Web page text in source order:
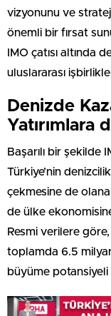
vizyonunu ve
önemli bir fırsat
IMO çatısı altında
uluslararası
Denizde
Yatırımlara
Başarılı bir şekilde
Türkiye’nin
çekmesine de
de ülke
Resmi verilere göre,
toplamda 6.5
büyüme potansiyeli